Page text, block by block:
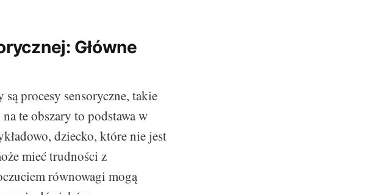
Główne
procesy sensoryczne, takie
te obszary to podstawa w
dziecko, które nie jest
mieć trudności z
równowagi mogą